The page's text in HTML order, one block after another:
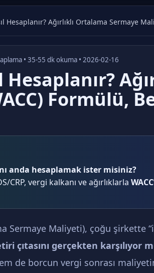
Hesaplanır? Ağırlıklı Ortalama Sermaye
• 35-55 dk okuma • 2026-02-16
Hesaplanır?
Formülü,
anda hesaplamak ister misiniz?
CRP, vergi kalkanı ve ağırlıklarla
Sermaye Maliyeti), çoğu şirkette
çıtasını gerçekten karşılıyor
de borcun vergi sonrası